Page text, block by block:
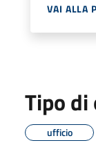
VAI ALLA
Tipo di
ufficio